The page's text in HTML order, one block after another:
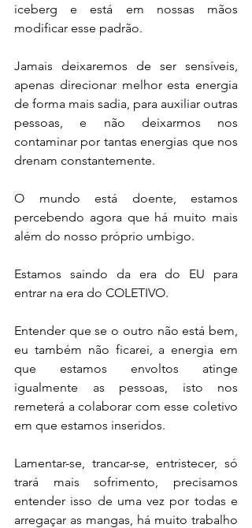
iceberg e está em nossas mãos
modificar esse padrão.
Jamais deixaremos de ser sensíveis,
apenas direcionar melhor esta energia
de forma mais sadia, para auxiliar outras
pessoas, e não deixarmos nos
contaminar por tantas energias que nos
drenam constantemente.
O mundo está doente, estamos
percebendo agora que há muito mais
além do nosso próprio umbigo.
Estamos saindo da era do EU para
entrar na era do COLETIVO.
Entender que se o outro não está bem,
eu também não ficarei, a energia em
que estamos envoltos atinge
igualmente as pessoas, isto nos
remeterá a colaborar com esse coletivo
em que estamos inseridos.
Lamentar-se, trancar-se, entristecer, só
trará mais sofrimento, precisamos
entender isso de uma vez por todas e
arregaçar as mangas, há muito trabalho